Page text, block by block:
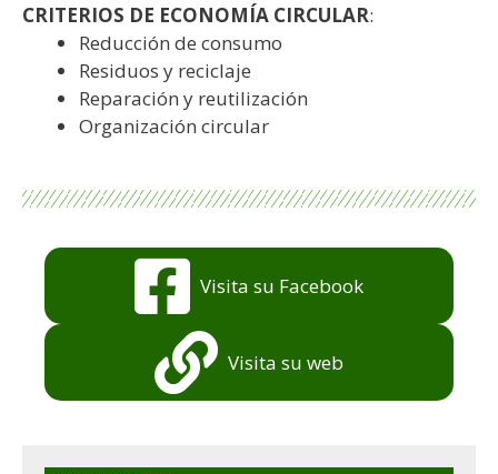
CRITERIOS DE ECONOMÍA CIRCULAR:
Reducción de consumo
Residuos y reciclaje
Reparación y reutilización
Organización circular
Visita su Facebook
Visita su web